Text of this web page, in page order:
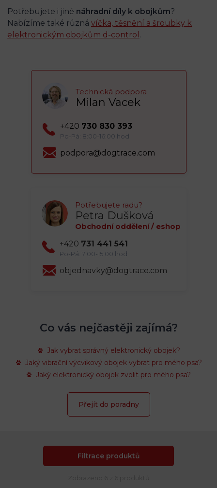
Potřebujete i jiné náhradní díly k obojkům?
Nabízíme také různá víčka, těsnění a šroubky k
elektronickým obojkům d-control .
Technická podpora
Milan Vacek
+420 730 830 393
Po-Pá: 8:00-16:00 hod
podpora@dogtrace.com
Potřebujete radu?
Petra Dušková
Obchodní oddělení / eshop
+420 731 441 541
Po-Pá: 7:00-15:00 hod
objednavky@dogtrace.com
Co vás nejčastěji zajímá?
Jak vybrat správný elektronický obojek?
Jaký vibrační výcvikový obojek vybrat pro mého psa?
Jaký elektronický obojek zvolit pro mého psa?
Přejít do poradny
Filtrace produktů